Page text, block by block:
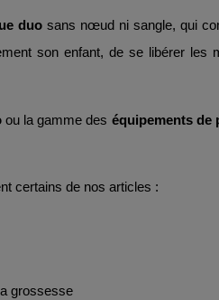
duosans nœud ni sangle, qui
son enfant, de se libérer
ou la gamme des équipements de
certains de nos articles :
grossesse